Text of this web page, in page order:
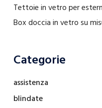
Tettoie in vetro per
Box doccia in vetro su
Categorie
assistenza
blindate